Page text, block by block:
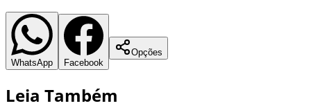
WhatsApp Facebook
Opções
Leia Também